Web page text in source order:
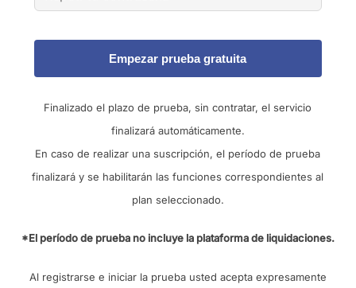
Empezar prueba gratuita
Finalizado el plazo de prueba, sin contratar, el servicio
finalizará automáticamente.
En caso de realizar una suscripción, el período de prueba
finalizará y se habilitarán las funciones correspondientes al
plan seleccionado.
*El período de prueba no incluye la plataforma de liquidaciones.
Al registrarse e iniciar la prueba usted acepta expresamente